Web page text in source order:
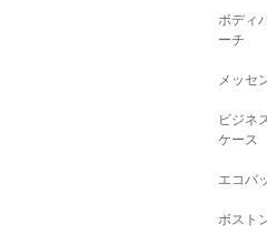
ボディ
ーチ
メッセ
ビジネ
ケース
エコバ
ボスト